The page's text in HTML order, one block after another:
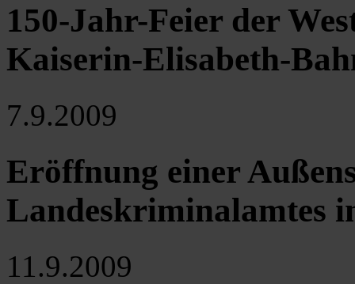
150-Jahr-Feier der
Kaiserin-Elisabeth-
7.9.2009
Eröffnung einer
Landeskriminalamtes
11.9.2009